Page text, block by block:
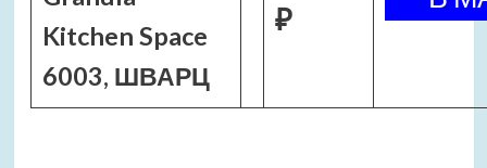
Kitchen Space
6003, ШВАРЦ
₽